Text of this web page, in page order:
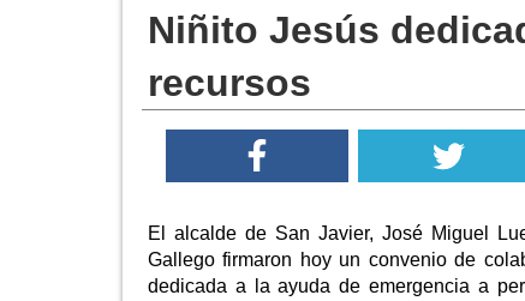
Niñito Jesús
recursos
El alcalde de San Javier, José Miguel
Gallego firmaron hoy un convenio de
dedicada a la ayuda de emergencia a